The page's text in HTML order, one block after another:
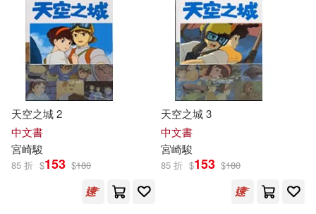
天空之城 2
中文書
宮崎駿
85 折 $153 $180
天空之城 3
中文書
宮崎駿
85 折 $153 $180